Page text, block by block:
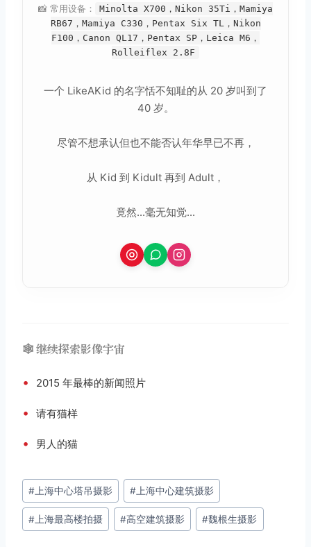
📸 常用设备：
Minolta X700，Nikon 35Ti，Mamiya
RB67，Mamiya C330，Pentax Six TL，Nikon
F100，Canon QL17，Pentax SP，Leica M6，
Rolleiflex 2.8F
一个 LikeAKid 的名字恬不知耻的从 20 岁叫到了
40 岁。
尽管不想承认但也不能否认年华早已不再，
从 Kid 到 Kidult 再到 Adult，
竟然...毫无知觉...
🕸️ 继续探索影像宇宙
• 2015 年最棒的新闻照片
• 请有猫样
• 男人的猫
文
章
标
# 上海中心塔吊摄影 # 上海中心建筑摄影
# 上海最高楼拍摄 #高空建筑摄影 #魏根生摄影